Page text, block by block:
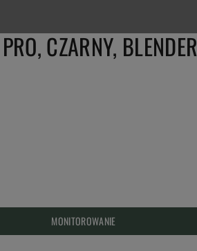
CZARNY, BLENDER
MONITOROWANIE